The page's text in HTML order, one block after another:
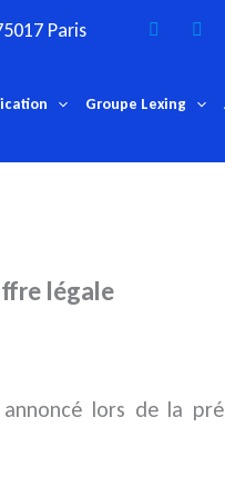
Paris
Groupe Lexing
légale
lors de la